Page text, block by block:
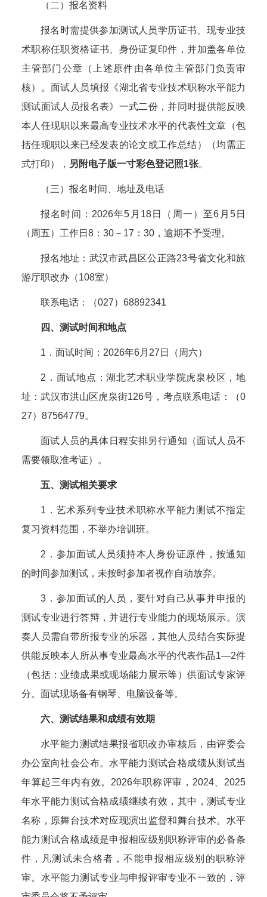
（二）报名资料
报名时需提供参加测试人员学历证书、现专业技
术职称任职资格证书、身份证复印件，并加盖各单位
主管部门公章（上述原件由各单位主管部门负责审
核）。面试人员填报《湖北省专业技术职称水平能力
测试面试人员报名表》一式二份，并同时提供能反映
本人任现职以来最高专业技术水平的代表性文章（包
括任现职以来已经发表的论文或工作总结）（均需正
式打印）， 另附电子版一寸彩色登记照1张。
（三）报名时间、地址及电话
报名时间：2026年5月18日（周一）至6月5日
（周五）工作日8：30－17：30，逾期不予受理。
报名地址：武汉市武昌区公正路23号省文化和旅
游厅职改办（108室）
联系电话：（027）68892341
四、测试时间和地点
1．面试时间：2026年6月27日（周六）
2．面试地点：湖北艺术职业学院虎泉校区，地
址：武汉市洪山区虎泉街126号，考点联系电话：（0
27）87564779。
面试人员的具体日程安排另行通知（面试人员不
需要领取准考证）。
五、测试相关要求
1．艺术系列专业技术职称水平能力测试不指定
复习资料范围，不举办培训班。
2．参加面试人员须持本人身份证原件，按通知
的时间参加测试，未按时参加者视作自动放弃。
3．参加面试的人员，要针对自己从事并申报的
测试专业进行答辩，并进行专业能力的现场展示。演
奏人员需自带所报专业的乐器，其他人员结合实际提
供能反映本人所从事专业最高水平的代表作品1—2件
（包括：业绩成果或现场能力展示等）供面试专家评
分。面试现场备有钢琴、电脑设备等。
六、测试结果和成绩有效期
水平能力测试结果报省职改办审核后，由评委会
办公室向社会公布。水平能力测试合格成绩从测试当
年算起三年内有效。2026年职称评审，2024、2025
年水平能力测试合格成绩继续有效，其中，测试专业
名称，原舞台技术对应现演出监督和舞台技术。水平
能力测试合格成绩是申报相应级别职称评审的必备条
件，凡测试未合格者，不能申报相应级别的职称评
审。水平能力测试专业与申报评审专业不一致的，评